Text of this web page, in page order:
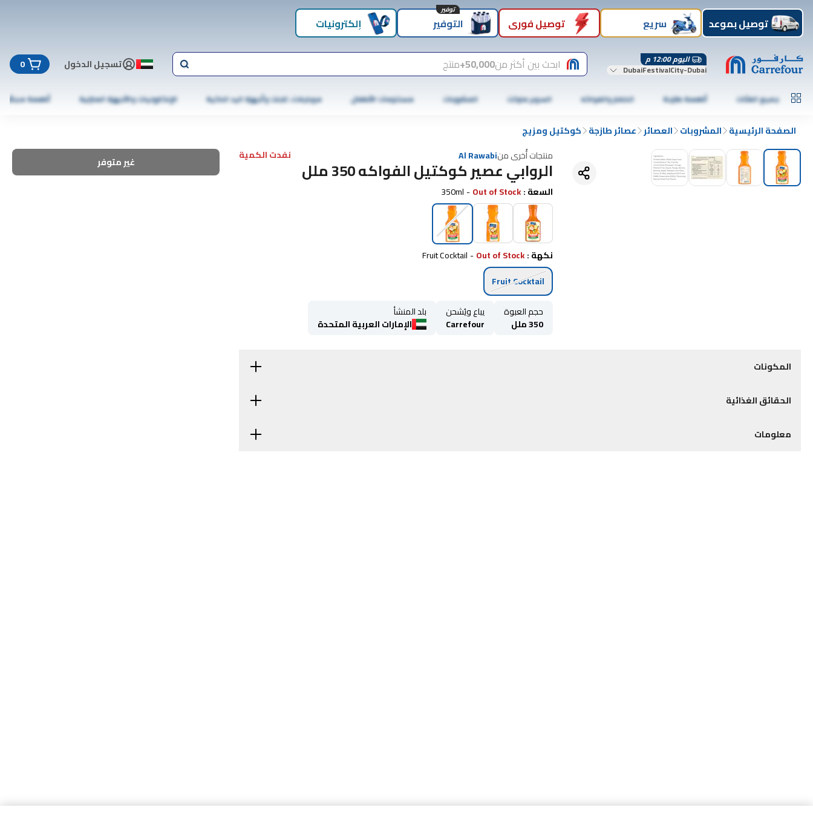
توصيل بموعد سريع توصيل فوري التوفير
توفير
إلكترونيات
اليوم 12:00 م
DubaiFestivalCity-Dubai ابحث بين أكثر من50,000+ منتج تسجيل الدخول 0
جميع الفئات أطعمة طازجة الخضار والفواكه السوبر ماركت المشروبات مستلزمات الأطفال موبايلات، تابلت وأجهزة اليد الذكية الإلكترونيات والأجهزة المنزلية أطعمة مجمّدة
الصفحة الرئيسية المشروبات العصائر عصائر طازجة كوكتيل ومزيج
منتجات أُخرى منAl Rawabi نفدت الكمية
الروابي عصير كوكتيل الفواكه 350 ملل
السعة:
350ml -Out of Stock
نكهة:
Fruit Cocktail -Out of Stock
Fruit Cocktail
حجم العبوة
350 ملل
يباع ويُشحن
Carrefour
بلد المنشأ
الإمارات العربية المتحدة
غير متوفر
المكونات
الحقائق الغذائية
معلومات